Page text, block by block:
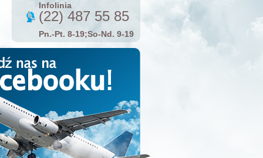
Infolinia
(22) 487 55 85
Pn.-Pt. 8-19;So-Nd. 9-19